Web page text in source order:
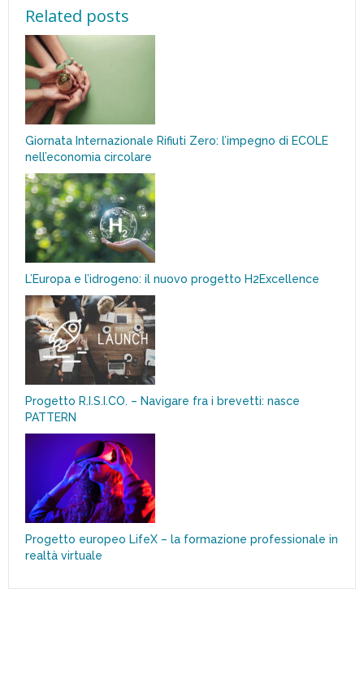
Related posts
Giornata Internazionale Rifiuti Zero: l’impegno di ECOLE
nell’economia circolare
L’Europa e l’idrogeno: il nuovo progetto H2Excellence
Progetto R.I.S.I.CO. – Navigare fra i brevetti: nasce
PATTERN
Progetto europeo LifeX – la formazione professionale in
realtà virtuale